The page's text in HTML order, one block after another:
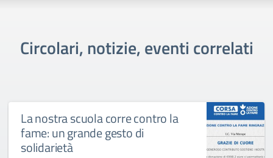
Circolari, notizie, eventi correlati
La nostra scuola corre contro la
fame: un grande gesto di
solidarietà